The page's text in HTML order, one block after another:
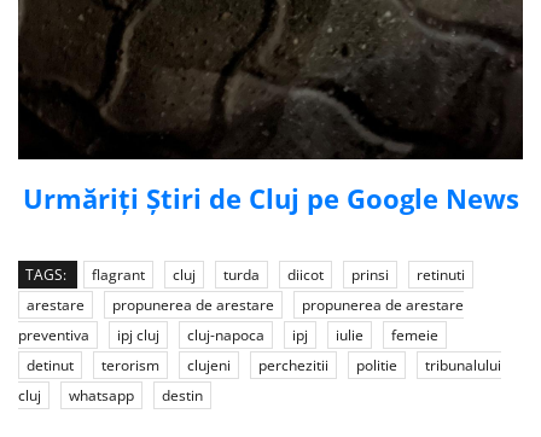
Urmăriți Știri de Cluj pe Google News
TAGS: flagrant cluj turda diicot prinsi
retinuti
arestare
propunerea de arestare
propunerea de arestare
preventiva
ipj cluj cluj-napoca ipj iulie
femeie
detinut
terorism clujeni perchezitii politie
tribunalului
cluj
whatsapp destin